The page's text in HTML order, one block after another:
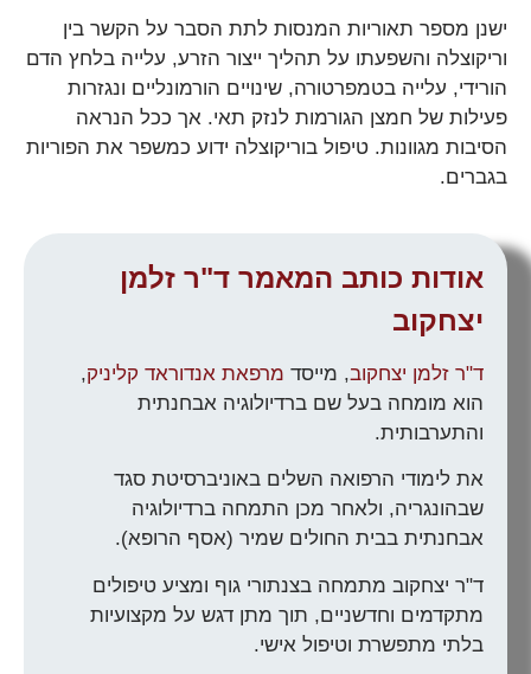
ישנן מספר תאוריות המנסות לתת הסבר על הקשר בין
וריקוצלה והשפעתו על תהליך ייצור הזרע, עלייה בלחץ הדם
הורידי, עלייה בטמפרטורה, שינויים הורמונליים ונגזרות
פעילות של חמצן הגורמות לנזק תאי. אך ככל הנראה
הסיבות מגוונות. טיפול בוריקוצלה ידוע כמשפר את הפוריות
בגברים.
אודות כותב המאמר ד"ר זלמן
יצחקוב
ד"ר זלמן יצחקוב, מייסד מרפאת אנדוראד קליניק,
הוא מומחה בעל שם ברדיולוגיה אבחנתית
והתערבותית.
את לימודי הרפואה השלים באוניברסיטת סגד
שבהונגריה, ולאחר מכן התמחה ברדיולוגיה
אבחנתית בבית החולים שמיר (אסף הרופא).
ד"ר יצחקוב מתמחה בצנתורי גוף ומציע טיפולים
מתקדמים וחדשניים, תוך מתן דגש על מקצועיות
בלתי מתפשרת וטיפול אישי.